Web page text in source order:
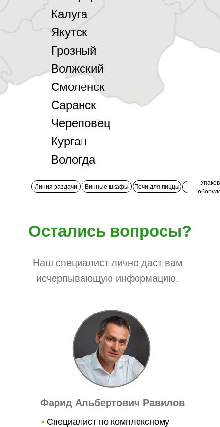
Калуга
Якутск
Грозный
Волжский
Смоленск
Саранск
Череповец
Курган
Вологда
Линия раздачи Винные шкафы Печи для пиццы
Фарид Альбертович Равилов
• Специалист по комплексному
Остались вопросы?
Наш специалист лично даст вам
исчерпывающую информацию.